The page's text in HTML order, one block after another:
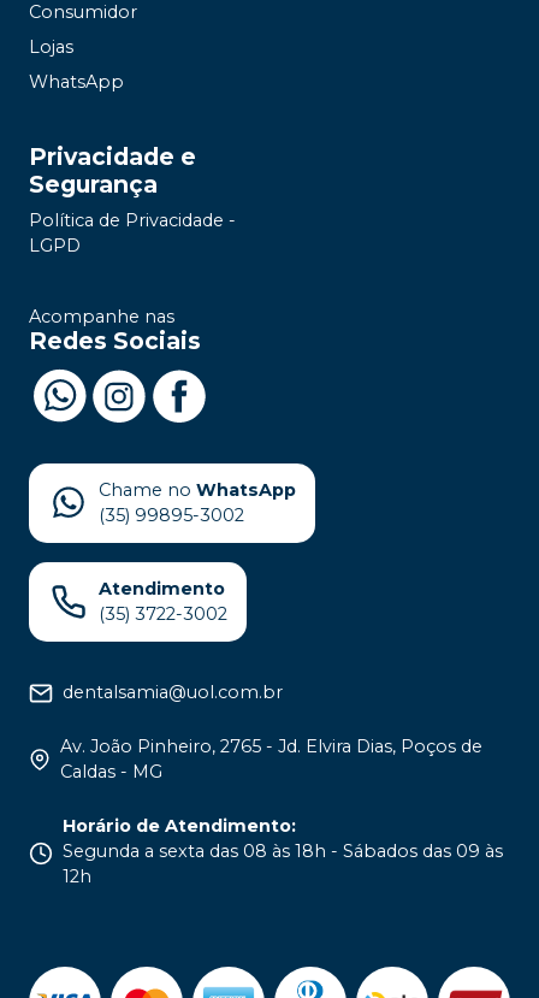
Consumidor
Lojas
WhatsApp
Privacidade e
Segurança
Política de Privacidade -
LGPD
Acompanhe nas
Redes Sociais
Chame no WhatsApp
(35) 99895-3002
Atendimento
(35) 3722-3002
dentalsamia@uol.com.br
Av. João Pinheiro, 2765 - Jd. Elvira Dias, Poços de
Caldas - MG
Horário de Atendimento:
Segunda a sexta das 08 às 18h - Sábados das 09 às
12h